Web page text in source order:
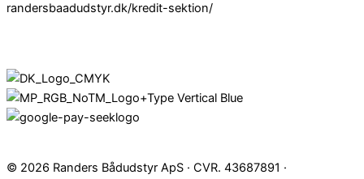
randersbaadudstyr.dk/kredit-sektion/
© 2026 Randers Bådudstyr ApS · CVR. 43687891 ·